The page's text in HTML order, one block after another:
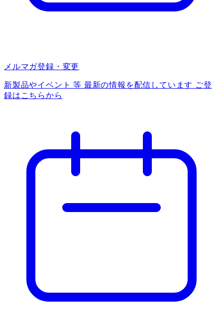
メルマガ登録・変更
新製品やイベント 等 最新の情報を配信しています ご登
録はこちらから